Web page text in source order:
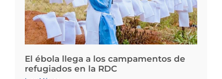
El ébola llega a los campamentos de
refugiados en la RDC